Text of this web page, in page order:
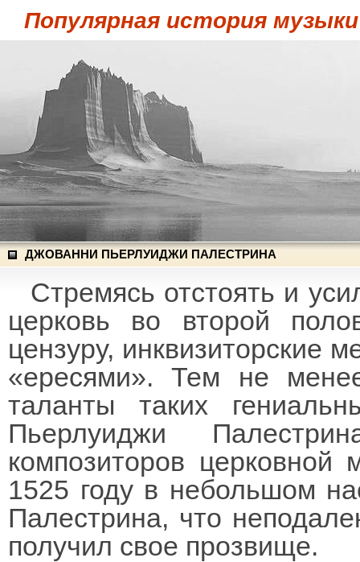
Популярная история музыки
ДЖОВАННИ ПЬЕРЛУИДЖИ ПАЛЕСТРИНА
Стремясь отстоять и
церковь во второй
цензуру, инквизиторские
«ересями». Тем не
таланты таких
Пьерлуиджи
композиторов церковной
1525 году в небольшом
Палестрина, что
получил свое прозвище.